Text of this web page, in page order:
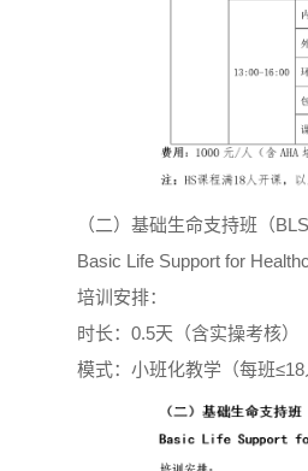
（二）基础生命支持班（BLS
Basic Life Support for
培训安排：
时长：0.5天（含实操考核）
模式：小班化教学（每班